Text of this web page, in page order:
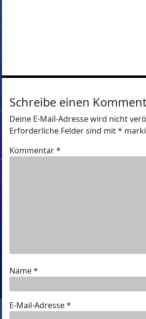
Schreibe einen
Deine E-Mail-Adresse wird nicht
Erforderliche Felder sind mit*
Kommentar*
Name*
E-Mail-Adresse*